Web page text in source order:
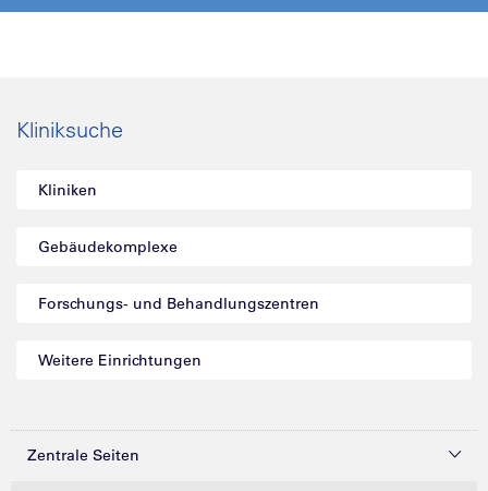
Kliniksuche
Kliniken
Gebäudekomplexe
Forschungs- und Behandlungszentren
Weitere Einrichtungen
Zentrale Seiten